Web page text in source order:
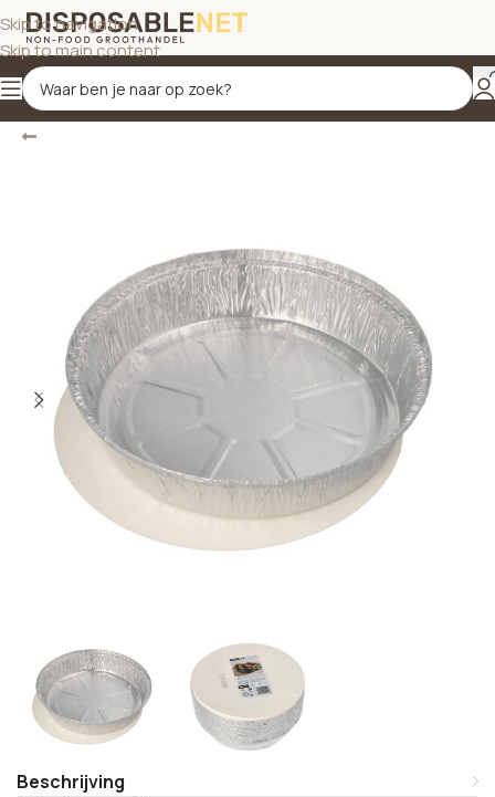
Skip to navigation
Skip to main content
Terug Home/Borden & schalen/Schalen met deksel
Beschrijving